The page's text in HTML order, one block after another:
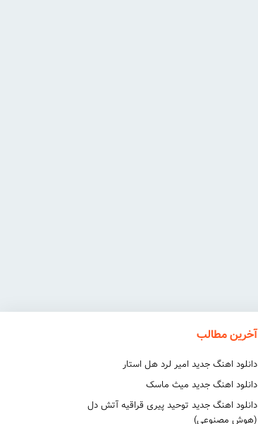
آخرین مطالب
دانلود اهنگ جدید امیر لرد هل استار
دانلود اهنگ جدید میث ماسک
دانلود اهنگ جدید توحید پیری قراقیه آتش دل
(هوش مصنوعی)